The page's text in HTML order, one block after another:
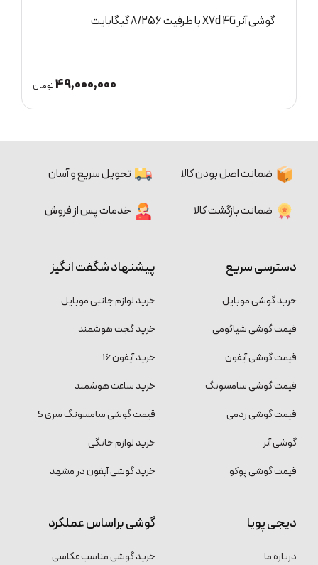
گوشی آنر 400 Lite 5G با ظرفیت 8/256 گیگابایت
108,200,000تومان
ضمانت اصل بودن کالا تحویل سریع و آسان
ضمانت بازگشت کالا خدمات پس از فروش
دسترسی سریع
خرید گوشی موبایل
قیمت گوشی شیائومی
قیمت گوشی آیفون
قیمت گوشی سامسونگ
قیمت گوشی ردمی
گوشی آنر
قیمت گوشی پوکو
پیشنهاد شگفت انگیز
خرید لوازم جانبی موبایل
خرید گجت هوشمند
خرید آیفون 16
خرید ساعت هوشمند
قیمت گوشی سامسونگ سری S
خرید لوازم خانگی
خرید گوشی آیفون در مشهد
دیجی پویا
درباره ما
گوشی براساس عملکرد
خرید گوشی مناسب عکاسی